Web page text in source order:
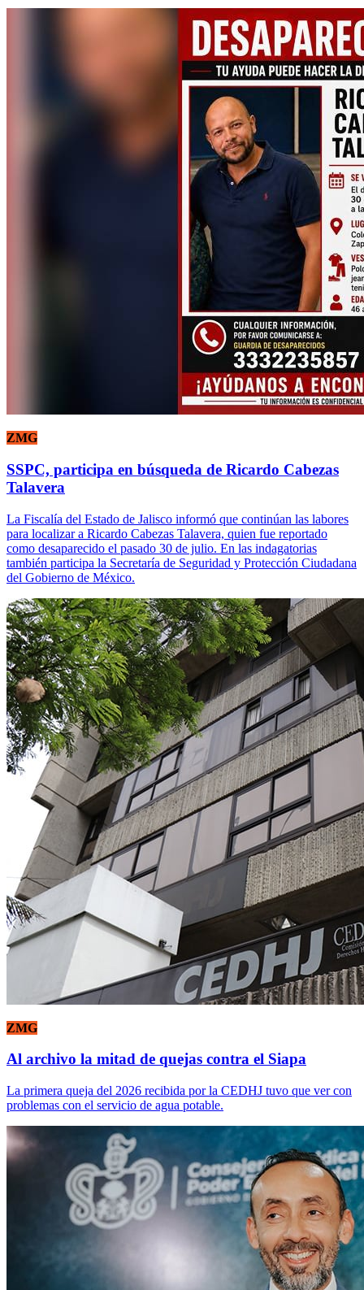
ZMG
SSPC, participa en búsqueda de Ricardo Cabezas
Talavera
La Fiscalía del Estado de Jalisco informó que continúan las labores
para localizar a Ricardo Cabezas Talavera, quien fue reportado
como desaparecido el pasado 30 de julio. En las indagatorias
también participa la Secretaría de Seguridad y Protección Ciudadana
del Gobierno de México.
ZMG
Al archivo la mitad de quejas contra el Siapa
La primera queja del 2026 recibida por la CEDHJ tuvo que ver con
problemas con el servicio de agua potable.